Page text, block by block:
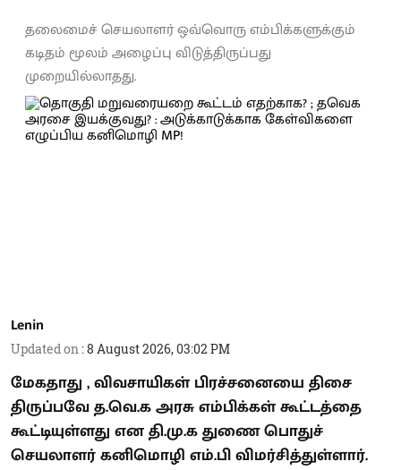
தலைமைச் செயலாளர் ஒவ்வொரு எம்பிக்களுக்கும்
கடிதம் மூலம் அழைப்பு விடுத்திருப்பது
முறையில்லாதது.
Lenin
Updated on :8 August 2026, 03:02 PM
மேகதாது , விவசாயிகள் பிரச்சனையை திசை
திருப்பவே த.வெ.க அரசு எம்பிக்கள் கூட்டத்தை
கூட்டியுள்ளது என தி.மு.க துணை பொதுச்
செயலாளர் கனிமொழி எம்.பி விமர்சித்துள்ளார்.